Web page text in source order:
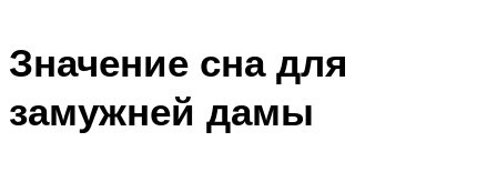
Значение сна для
замужней дамы